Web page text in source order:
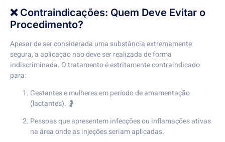
❌ Contraindicações: Quem Deve Evitar o
Procedimento?
Apesar de ser considerada uma substância extremamente
segura, a aplicação não deve ser realizada de forma
indiscriminada. O tratamento é estritamente contraindicado
para:
Gestantes e mulheres em período de amamentação
(lactantes). 🤰
Pessoas que apresentem infecções ou inflamações ativas
na área onde as injeções seriam aplicadas.